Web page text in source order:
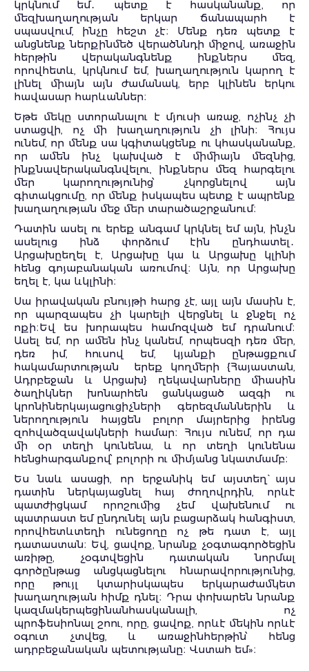
կրկնում եմ․ պետք է հասկանանք, որ
մեզխաղաղության երկար ճանապարհ է
սպասվում, ինչը հեշտ չէ։ Մենք դեռ պետք է
անցնենք ներքինմեծ վերածննդի միջով, առաջին
հերթին վերականգնենք ինքներս մեզ,
որովհետև, կրկնում եմ, խաղաղություն կարող է
լինել միայն այն ժամանակ, երբ կլինեն երկու
հավասար հարևաններ։
Եթե մեկը ստորանալու է մյուսի առաջ, ոչինչ չի
ստացվի, ոչ մի խաղաղություն չի լինի։ Հույս
ունեմ, որ մենք սա կգիտակցենք ու կհասկանանք,
որ ամեն ինչ կախված է միմիայն մեզնից,
ինքնավերականգնվելու, ինքներս մեզ հարգելու
մեր կարողությունից՝ չկորցնելով այն
գիտակցումը, որ մենք իսկապես պետք է ապրենք
խաղաղության մեջ մեր տարածաշրջանում։
Դատին ասել ու երեք անգամ կրկնել եմ այն, ինչն
ասելուց ինձ փորձում էին ընդհատել․
Արցախըեղել է, Արցախը կա և Արցախը կլինի
հենց գոյաբանական առումով։ Այն, որ Արցախը
եղել է, կա ևկլինի։
Սա իրավական բնույթի հարց չէ, այլ այն մասին է,
որ պարզապես չի կարելի վերցնել և ջնջել ոչ
ոքի։Եվ ես խորապես համոզված եմ դրանում։
Ասել եմ, որ ամեն ինչ կանեմ, որպեսզի դեռ մեր,
դեռ իմ, հուսով եմ, կյանքի ընթացքում
հակամարտության երեք կողմերի {Հայաստան,
Ադրբեջան և Արցախ} ղեկավարները միասին
ծաղիկներ խոնարհեն ցանկացած ազգի ու
կրոնիներկայացուցիչների գերեզմաններին և
ներողություն հայցեն բոլոր մայրերից իրենց
զոհվածզավակների համար։ Հույս ունեմ, որ դա
մի օր տեղի կունենա, և որ տեղի կունենա
հենցհարգանքով՝ բոլորի ու միմյանց նկատմամբ։
Ես նաև
ասացի, որ երջանիկ եմ այստեղ` այս
դատին
ներկայացնել հայ ժողովրդին, որևէ
պատժիցկամ որոշումից չեմ վախենում
ու
պատրաստ եմ ընդունել այն բացարձակ հանգիստ,
որովհետևտեղի ունեցողը ոչ թե դատ է, այլ
դատաստան։ Եվ, ցավոք,նրանք չօգտագործեցին
առիթը, չօգտվեցին դատական
նորմալ
գործընթաց
անցկացնելու հնարավորությունից,
որը
թույլ կտարիսկապես
երկարաժամկետ
խաղաղության հիմք դնել։ Դրա փոխարեն նրանք
կազմակերպեցինանհասկանալի, ոչ
պրոֆեսիոնալ շոու, որը, ցավոք, որևէ մեկին որևէ
օգուտ
չտվեց, և առաջինհերթին՝
հենց
ադրբեջանական պետությանը։ Վստահ եմ»։